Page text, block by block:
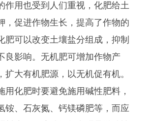
作用也受到人们重视，化肥给土
，促进作物生长，提高了作物的
肥可以改变土壤盐分组成，抑制
良影响。无机肥可增加作物产
扩大有机肥源，以无机促有机。
用化肥时要避免施用碱性肥料，
铵、石灰氮、钙镁磷肥等，而应